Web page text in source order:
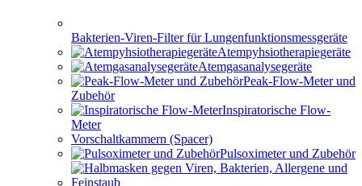
Bakterien-Viren-Filter für Lungenfunktionsmessgeräte
Atempyhsiotherapiegeräte
Atemgasanalysegeräte
Peak-Flow-Meter und
Zubehör
Inspiratorische Flow-
Meter
Vorschaltkammern (Spacer)
Pulsoximeter und Zubehör